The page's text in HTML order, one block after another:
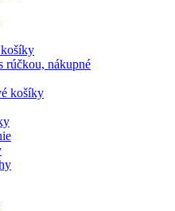
rúčkou, nákupné
košíky